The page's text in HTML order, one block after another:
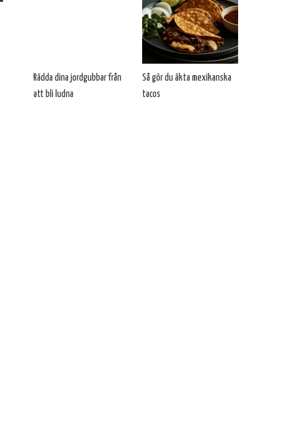
Rädda dina jordgubbar från
att bli ludna
Så gör du äkta mexikanska
tacos